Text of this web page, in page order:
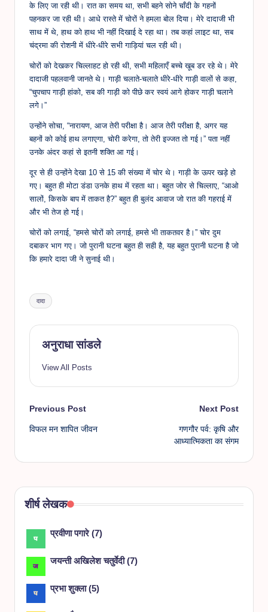
के लिए जा रही थी। रात का समय था, सभी बहने सोने चाँदी के गहनों
पहनकर जा रही थी। आधे रास्ते में चोरों ने हमला बोल दिया। मेरे दादाजी भी
साथ में थे, हाथ को हाथ भी नहीं दिखाई दे रहा था। तब कहां लाइट था, सब
चंद्रमा की रोशनी में धीरे-धीरे सभी गाड़ियां चल रही थी।
चोरों को देखकर चिल्लाहट हो रही थी, सभी महिलाएँ बच्चे खूब डर रहे थे। मेरे
दादाजी पहलवानी जानते थे। गाड़ी चलाते-चलाते धीरे-धीरे गाड़ी वालों से कहा,
“चुपचाप गाड़ी हांको, सब की गाड़ी को पीछे कर स्वयं आगे होकर गाड़ी चलाने
लगे।”
उन्होंने सोचा, “नारायण, आज तेरी परीक्षा है। आज तेरी परीक्षा है, अगर यह
बहनों को कोई हाथ लगाएगा, चोरी करेगा, तो तेरी इज्जत तो गई।” पता नहीं
उनके अंदर कहां से इतनी शक्ति आ गई।
दूर से ही उन्होंने देखा 10 से 15 की संख्या में चोर थे। गाड़ी के ऊपर खड़े हो
गए। बहुत ही मोटा डंडा उनके हाथ में रहता था। बहुत जोर से चिल्लाए, “आओ
सालों, किसके बाप में ताकत है?” बहुत ही बुलंद आवाज जो रात की गहराई में
और भी तेज हो गई।
चोरों को लगाई, “हमसे चोरों को लगाई, हमसे भी ताकतवर है।” चोर दुम
दबाकर भाग गए। जो पुरानी घटना बहुत ही सही है, यह बहुत पुरानी घटना है जो
कि हमारे दादा जी ने सुनाई थी।
Tags:
दादा
अनुराधा सांडले
View All Posts
Post
navigation
Previous Post
विफल मन शापित जीवन
Next Post
गणगौर पर्व: कृषि और
आध्यात्मिकता का संगम
शीर्ष लेखक
प्रवीणा पगारे(7)
जयन्ती अखिलेश चतुर्वेदी(7)
प्रभा शुक्ला(5)